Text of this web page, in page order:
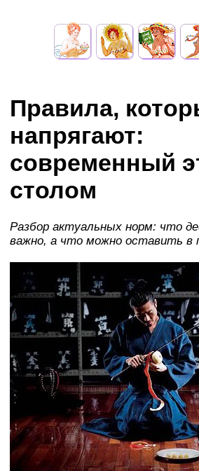
Правила,
напрягают:
современный
столом
Разбор актуальных норм: что
важно, а что можно оставить в